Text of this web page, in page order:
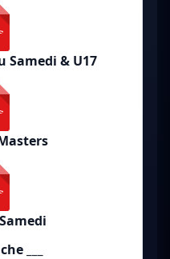
Samedi & U17
___